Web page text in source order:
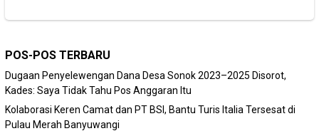
POS-POS TERBARU
Dugaan Penyelewengan Dana Desa Sonok 2023–2025 Disorot,
Kades: Saya Tidak Tahu Pos Anggaran Itu
Kolaborasi Keren Camat dan PT BSI, Bantu Turis Italia Tersesat di
Pulau Merah Banyuwangi